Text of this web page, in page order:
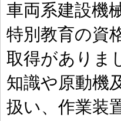
車両系建設機
特別教育の資
取得がありま
知識や原動機
扱い、作業装